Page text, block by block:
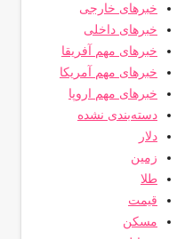
خبرهای خارجی
خبرهای داخلی
خبرهای مهم آفریقا
خبرهای مهم آمریکا
خبرهای مهم اروپا
دسته‌بندی نشده
دلار
زمین
طلا
قیمت
مسکن